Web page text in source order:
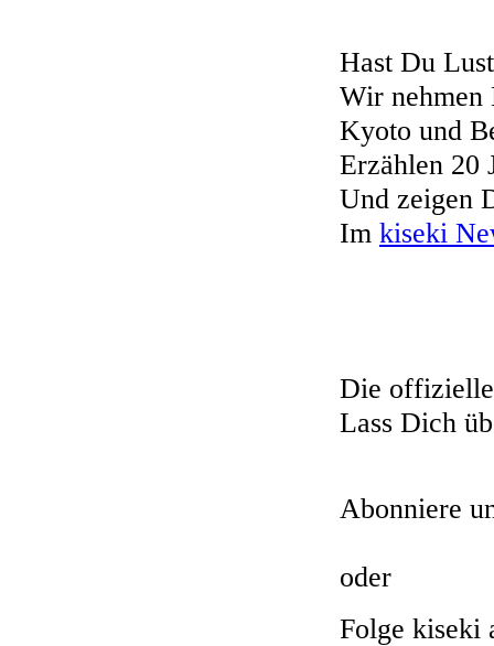
Hast Du
Wir nehmen
Kyoto und
Erzählen 20
Und zeigen
Im kiseki
Die
Lass Dich
Abonniere
oder
Folge kiseki